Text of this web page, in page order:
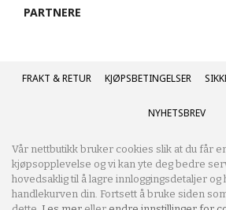
PARTNERE
FRAKT KJØPSBETINGELSER
NYHETSBREV
Vår nettbutikk bruker cookies slik at du får
kjøpsopplevelse og vi kan yte deg bedre
hovedsaklig til å lagre innloggingsdetaljer og
handlekurven din. Fortsett å bruke siden